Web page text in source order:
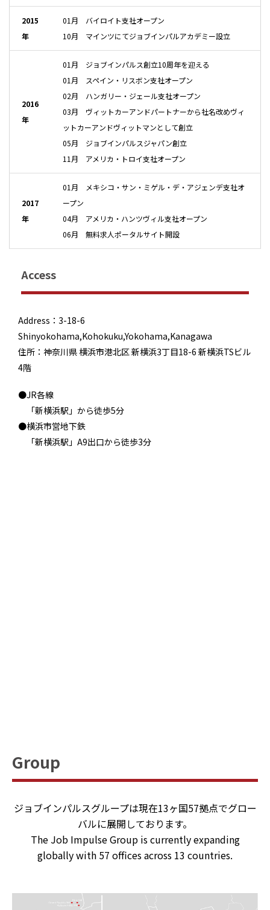
2015
年
01月 バイロイト支社オープン
10月 マインツにてジョブインパルアカデミー設立
2016
年
01月 ジョブインパルス創立10周年を迎える
01月 スペイン・リスボン支社オープン
02月 ハンガリー・ジェール支社オープン
03月 ヴィットカーアンドパートナーから社名改めヴィ
ットカーアンドヴィットマンとして創立
05月 ジョブインパルスジャパン創立
11月 アメリカ・トロイ支社オープン
2017
年
01月 メキシコ・サン・ミゲル・デ・アジェンデ支社オ
ープン
04月 アメリカ・ハンツヴィル支社オープン
06月 無料求人ポータルサイト開設
Access
Address：3-18-6
Shinyokohama,Kohokuku,Yokohama,Kanagawa
住所：神奈川県 横浜市港北区 新横浜3丁目18-6 新横浜TSビル
4階
●JR各線
「新横浜駅」から徒歩5分
●横浜市営地下鉄
「新横浜駅」A9出口から徒歩3分
Group
ジョブインパルスグループは現在13ヶ国57拠点でグロー
バルに展開しております。
The Job Impulse Group is currently expanding
globally with 57 offices across 13 countries.